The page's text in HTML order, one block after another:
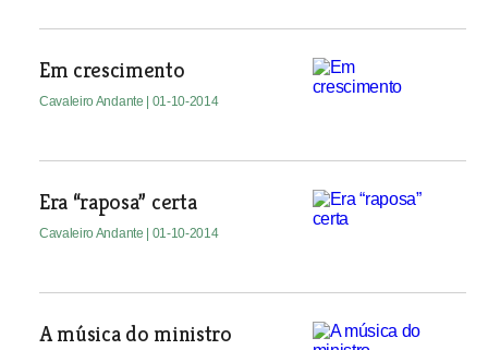
Em crescimento
Cavaleiro Andante | 01-10-2014
Era “raposa” certa
Cavaleiro Andante | 01-10-2014
A música do ministro